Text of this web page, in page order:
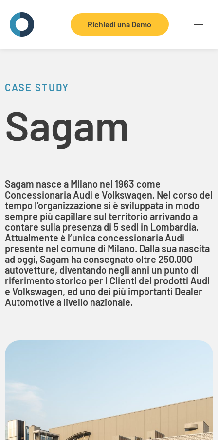
Richiedi una Demo
CASE STUDY
Sagam
Sagam nasce a Milano nel 1963 come
Concessionaria Audi e Volkswagen. Nel corso del
tempo l’organizzazione si è sviluppata in modo
sempre più capillare sul territorio arrivando a
contare sulla presenza di 5 sedi in Lombardia.
Attualmente è l’unica concessionaria Audi
presente nel comune di Milano. Dalla sua nascita
ad oggi, Sagam ha consegnato oltre 250.000
autovetture, diventando negli anni un punto di
riferimento storico per i Clienti dei prodotti Audi
e Volkswagen, ed uno dei più importanti Dealer
Automotive a livello nazionale.